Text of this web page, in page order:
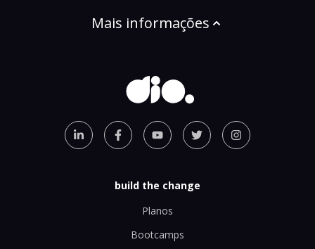
Mais informações
build the change
Planos
Bootcamps